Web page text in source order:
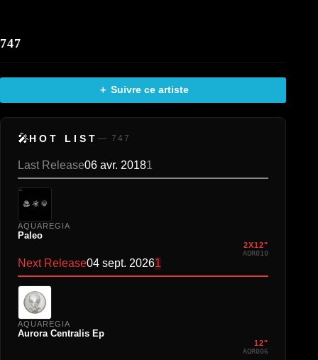
747
＋ Suivre ce artiste
🎤HOT LIST — 747
Last Release06 avr. 20181
AQUAREGIA
Paleo
2X12"
AQR010
Next Release04 sept. 20261
AQUAREGIA
Aurora Centralis Ep
12"
AQR006